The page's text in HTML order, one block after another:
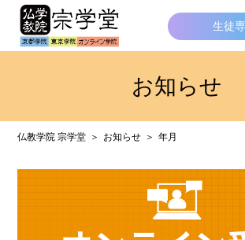
生徒
お知らせ
仏教学院 宗学堂 お知らせ 年月